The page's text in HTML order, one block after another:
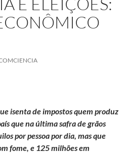
isenta de impostos quem produz
que na última safra de grãos
por pessoa por dia, mas que
fome, e 125 milhões em